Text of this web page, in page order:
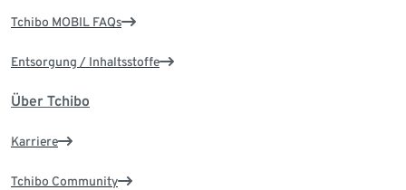
Tchibo MOBIL FAQs
Entsorgung / Inhaltsstoffe
Über Tchibo
Karriere
Tchibo Community